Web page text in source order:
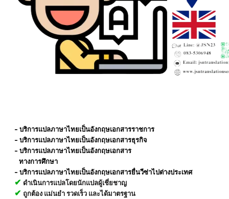
- บริการแปลภาษาไทยเป็นอังกฤษเอกสารราชการ
- บริการแปลภาษาไทยเป็นอังกฤษเอกสารธุรกิจ
- บริการแปลภาษาไทยเป็นอังกฤษเอกสาร
​ ทางการศึกษา
- บริการแปลภาษาไทยเป็นอังกฤษเอกสารยื่นวีซ่าไปต่างประเทศ
✔ ดำเนินการแปลโดยนักแปลผู้เชี่ยชาญ
✔ ถูกต้อง แม่นยำ รวดเร็ว และได้มาตรฐาน